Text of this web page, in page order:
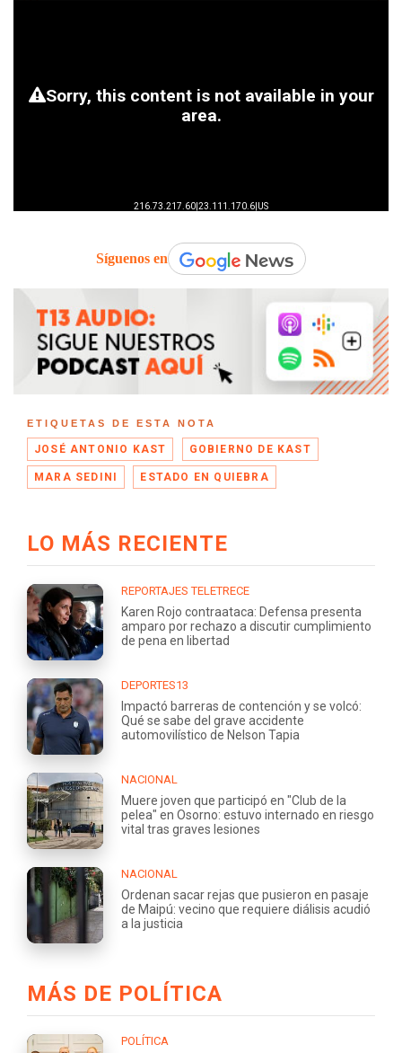
Síguenos en
ETIQUETAS DE ESTA NOTA
JOSÉ ANTONIO KAST GOBIERNO DE KAST
MARA SEDINI ESTADO EN QUIEBRA
LO MÁS RECIENTE
REPORTAJES TELETRECE
Karen Rojo contraataca: Defensa presenta
amparo por rechazo a discutir cumplimiento
de pena en libertad
DEPORTES13
Impactó barreras de contención y se volcó:
Qué se sabe del grave accidente
automovilístico de Nelson Tapia
NACIONAL
Muere joven que participó en "Club de la
pelea" en Osorno: estuvo internado en riesgo
vital tras graves lesiones
NACIONAL
Ordenan sacar rejas que pusieron en pasaje
de Maipú: vecino que requiere diálisis acudió
a la justicia
MÁS DE POLÍTICA
POLÍTICA